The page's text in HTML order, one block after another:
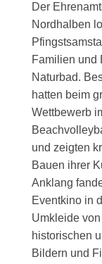
Der
Nordhalben
Familien und
Naturbad.
hatten beim
Wettbewerb
und zeigten
Bauen ihrer
Anklang
Eventkino in
Umkleide
historischen
Bildern und